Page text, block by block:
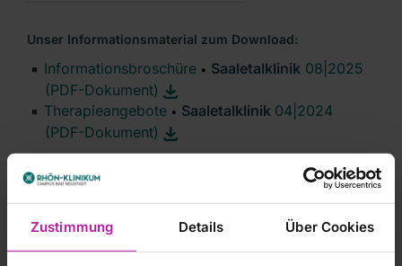
Zustimmung Details Über Cookies
Unser Informationsmaterial zum Download:
Informationsbroschüre • Saaletalklinik 08|2025
(PDF-Dokument)
Therapieangebote • Saaletalklinik 04|2024
(PDF-Dokument)